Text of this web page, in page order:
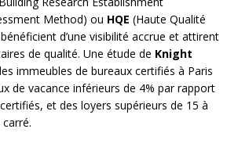
Method) ou HQE (Haute Qualité
d’une visibilité accrue et attirent
de qualité. Une étude de Knight
immeubles de bureaux certifiés à Paris
de vacance inférieurs de 4% par rapport
et des loyers supérieurs de 15 à